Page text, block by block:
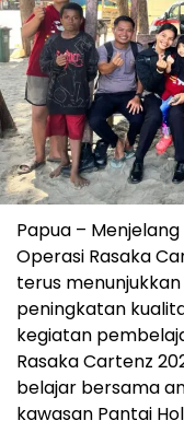
Papua –
Operasi Rasaka
terus
peningkatan
kegiatan
Rasaka Cartenz
belajar bersama
kawasan Pantai